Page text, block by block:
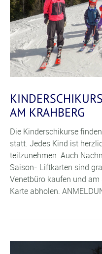
AM KRAHBERG
Die Kinderschikurse
statt. Jedes Kind ist
teilzunehmen. Auch
Saison- Liftkarten sind
Venetbüro kaufen und
Karte abholen.